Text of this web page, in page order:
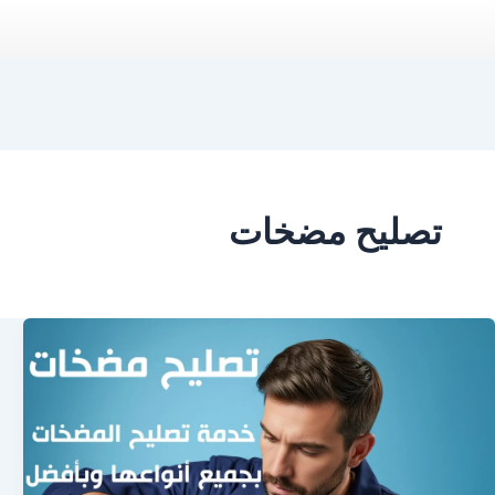
تصليح مضخات